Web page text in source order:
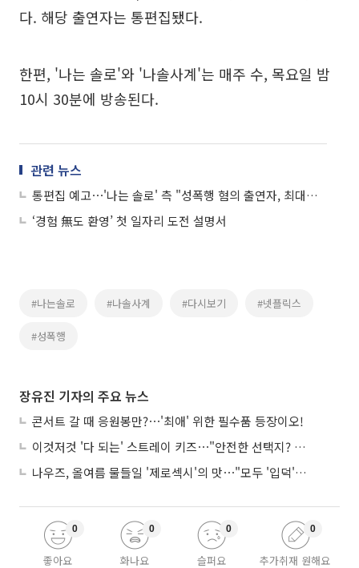
다. 해당 출연자는 통편집됐다.
한편, '나는 솔로'와 '나솔사계'는 매주 수, 목요일 밤
10시 30분에 방송된다.
관련 뉴스
통편집 예고⋯'나는 솔로' 측 "성폭행 혐의 출연자, 최대한 편집 및 삭제"
‘경험 無도 환영’ 첫 일자리 도전 설명서
#나는솔로 #나솔사계 #다시보기 #넷플릭스
#성폭행
장유진 기자의 주요 뉴스
콘서트 갈 때 응원봉만?⋯'최애' 위한 필수품 등장이오!
이것저것 '다 되는' 스트레이 키즈⋯"안전한 선택지? 도전이 재밌죠"
나우즈, 올여름 물들일 '제로섹시'의 맛⋯"모두 '입덕'시킬 것"
좋아요
0
화나요
0
슬퍼요
0
추가취재 원해요
0